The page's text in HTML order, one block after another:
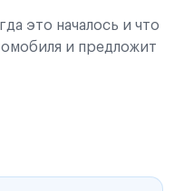
это началось и что
и предложит